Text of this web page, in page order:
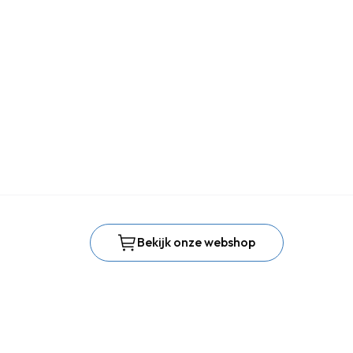
Bekijk onze webshop